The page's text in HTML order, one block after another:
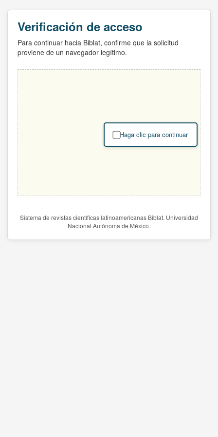
Verificación de acceso
Para continuar hacia Biblat, confirme que la solicitud
proviene de un navegador legítimo.
Haga clic para continuar
Sistema de revistas científicas latinoamericanas Biblat. Universidad
Nacional Autónoma de México.